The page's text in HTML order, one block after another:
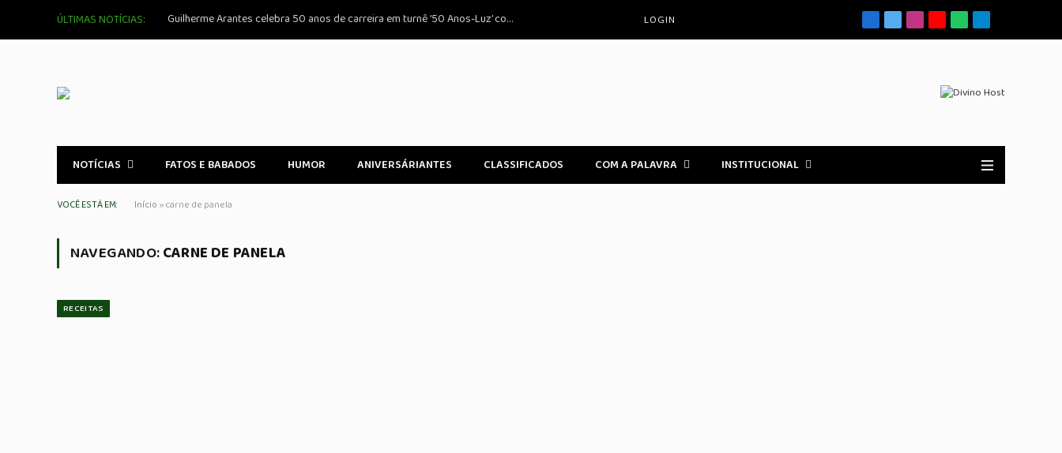
ÚLTIMAS NOTÍCIAS: Guilherme Arantes celebra 50 anos de carreira em turnê ’50 Anos-Luz’ com show em Sorocaba LOGIN Facebook
X
(Twitter)
Instagram
YouTubeWhatsAppTelegrama
NOTÍCIAS FATOS E BABADOS HUMOR ANIVERSÁRIANTES CLASSIFICADOS COM A PALAVRA INSTITUCIONAL
VOCÊ ESTÁ EM: Início »carne de panela
NAVEGANDO:CARNE DE PANELA
RECEITAS